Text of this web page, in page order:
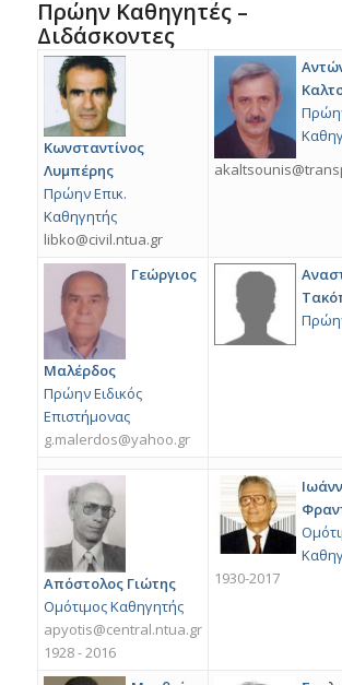
Πρώην Καθηγητές –
Διδάσκοντες
Κωνσταντίνος
Λυμπέρης
Πρώην Επικ.
Καθηγητής
libko@civil.ntua.gr
Γεώργιος
Μαλέρδος
Πρώην Ειδικός
Επιστήμονας
g.malerdos@yahoo.gr
Απόστολος Γιώτης
Ομότιμος Καθηγητής
apyotis@central.ntua.gr
1928 - 2016
1930-2017